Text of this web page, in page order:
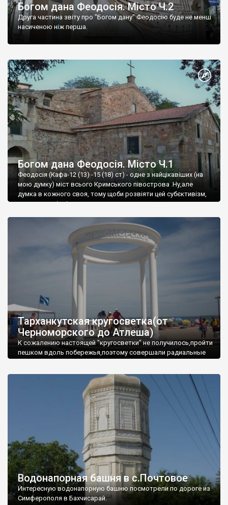
Богом дана Феодосія. Місто Ч.2
Друга частина звіту про "Богом дану" Феодосію буде не менш
насиченою ніж перша.
Богом дана Феодосія. Місто Ч.1
Феодосія (Кафа-12 (13) -15 (18) ст) - одне з найцікавіших (на
мою думку) міст всього Кримського півострова .Ну,але
думка в кожного своя, тому щоби розвіяти цей субєктивізм,
запрошую відвідати це
Тарханкутская кругосветка(от
Черноморского до Атлеша)
К сожалению настоящей "кругосветки" не получилось,пройти
пешком вдоль побережья,поэтому совершали радиальные
Водонапорная башня в с.Почтовое
Интересную водонапорную башню посмотрели по дороге из
Симферополя в Бахчисарай.